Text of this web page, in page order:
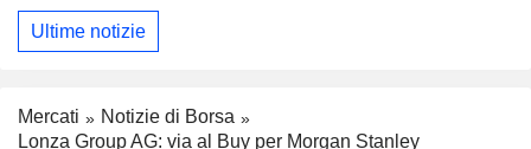
Ultime notizie
Mercati
Notizie di Borsa
Lonza Group AG: via al Buy per Morgan Stanley